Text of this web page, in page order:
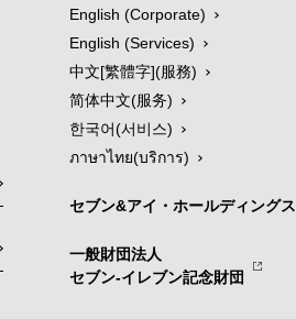
English (Corporate)
English (Services)
中文[繁體字](服務)
简体中文(服务)
한국어(서비스)
ภาษาไทย(บริการ)
セブン&アイ・ホールディングス
一般財団法人
セブン-イレブン記念財団